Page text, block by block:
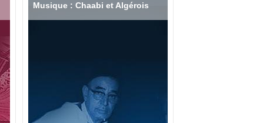
Musique : Chaabi et Algérois